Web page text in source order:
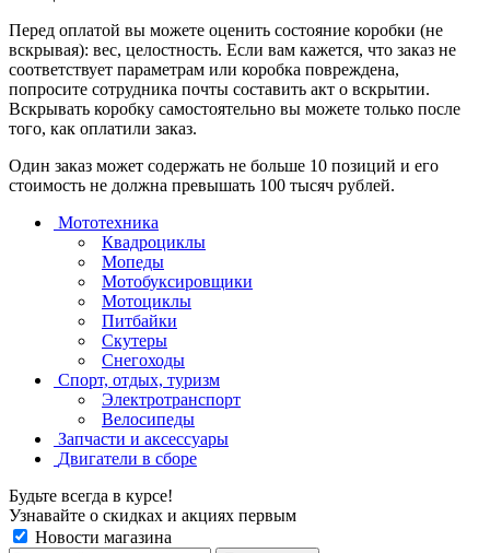
Перед оплатой вы можете оценить состояние коробки (не
вскрывая): вес, целостность. Если вам кажется, что заказ не
соответствует параметрам или коробка повреждена,
попросите сотрудника почты составить акт о вскрытии.
Вскрывать коробку самостоятельно вы можете только после
того, как оплатили заказ.
Один заказ может содержать не больше 10 позиций и его
стоимость не должна превышать 100 тысяч рублей.
Мототехника
Квадроциклы
Мопеды
Мотобуксировщики
Мотоциклы
Питбайки
Скутеры
Снегоходы
Спорт, отдых, туризм
Электротранспорт
Велосипеды
Запчасти и аксессуары
Двигатели в сборе
Будьте всегда в курсе!
Узнавайте о скидках и акциях первым
Новости магазина